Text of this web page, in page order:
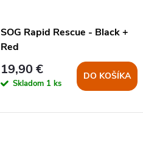
SOG Rapid Rescue - Black +
Red
19,90 €
Skladom 1 ks
DO KOŠÍKA